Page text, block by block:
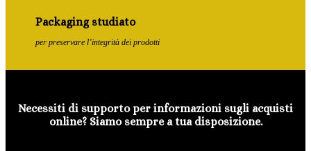
Packaging studiato
per preservare l’integrità dei prodotti
Necessiti di supporto per informazioni sugli acquisti
online? Siamo sempre a tua disposizione.